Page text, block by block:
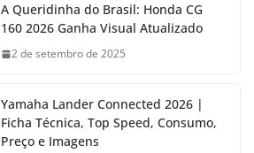
A Queridinha do Brasil: Honda CG
160 2026 Ganha Visual Atualizado
2 de setembro de 2025
Yamaha Lander Connected 2026 |
Ficha Técnica, Top Speed, Consumo,
Preço e Imagens